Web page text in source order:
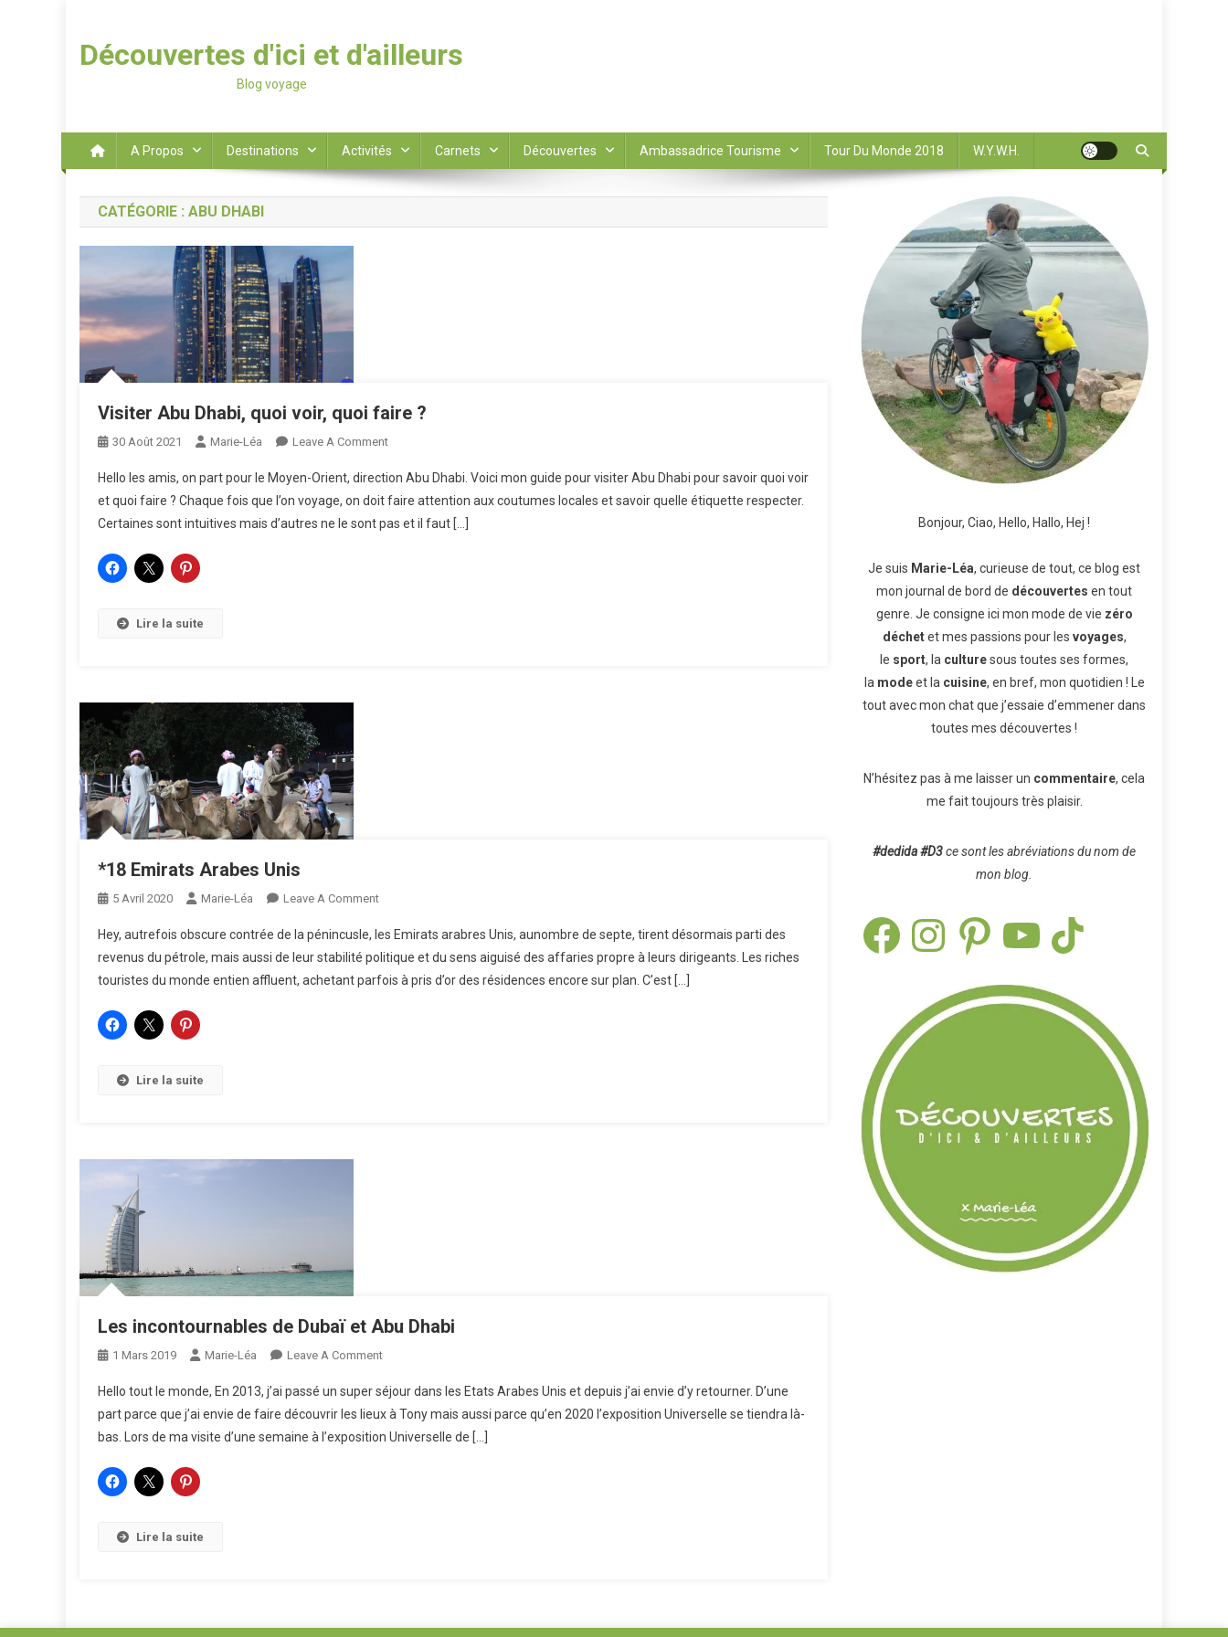
Découvertes d'ici et d'ailleurs
Blog voyage
A Propos Destinations Activités Carnets Découvertes Ambassadrice Tourisme Tour Du Monde 2018 W.Y.W.H.
CATÉGORIE : ABU DHABI
Visiter Abu Dhabi, quoi voir, quoi faire ?
30 Août 2021 Marie-Léa Leave A CommentOn
Abu
Dhabi,
Quoi
Hello les amis, on part pour le Moyen-Orient, direction Abu Dhabi. Voici mon guide pour visiter Abu Dhabi pour savoir quoi voir
et quoi faire ? Chaque fois que l’on voyage, on doit faire attention aux coutumes locales et savoir quelle étiquette respecter.
Certaines sont intuitives mais d’autres ne le sont pas et il faut […]
Lire la suite
*18 Emirats Arabes Unis
5 Avril 2020 Marie-Léa Leave A CommentOn
Emirats
Arabes
Unis
Hey, autrefois obscure contrée de la pénincusle, les Emirats arabres Unis, aunombre de septe, tirent désormais parti des
revenus du pétrole, mais aussi de leur stabilité politique et du sens aiguisé des affaries propre à leurs dirigeants. Les riches
touristes du monde entien affluent, achetant parfois à pris d’or des résidences encore sur plan. C’est […]
Lire la suite
Les incontournables de Dubaï et Abu Dhabi
1 Mars 2019 Marie-Léa Leave A CommentOn
Incontournables
De
Dubaï
Hello tout le monde, En 2013, j’ai passé un super séjour dans les Etats Arabes Unis et depuis j’ai envie d’y retourner. D’une
part parce que j’ai envie de faire découvrir les lieux à Tony mais aussi parce qu’en 2020 l’exposition Universelle se tiendra là-
bas. Lors de ma visite d’une semaine à l’exposition Universelle de […]
Lire la suite
Bonjour, Ciao, Hello, Hallo, Hej !
Je suis Marie-Léa, curieuse de tout, ce blog est
mon journal de bord de découvertes en tout
genre. Je consigne ici mon mode de vie zéro
déchetet mes passions pour les voyages,
le sport, la culturesous toutes ses formes,
la modeet la cuisine, en bref, mon quotidien ! Le
tout avec mon chat que j’essaie d’emmener dans
toutes mes découvertes !
N’hésitez pas à me laisser un commentaire, cela
me fait toujours très plaisir.
#dedida#D3ce sont les abréviations du nom de
mon blog.
FacebookInstagramPinterest TikTok